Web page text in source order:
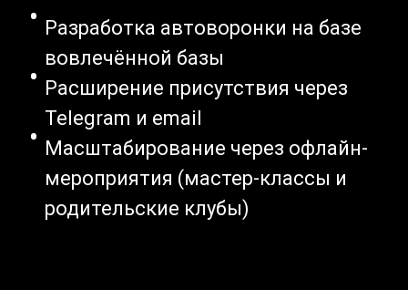
Разработка автоворонки на базе
вовлечённой базы
Расширение присутствия через
Telegram и email
Масштабирование через офлайн-
мероприятия (мастер-классы и
родительские клубы)